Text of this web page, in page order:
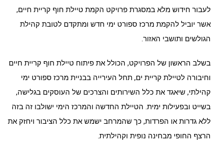
לעבור חידוש מלא במסגרת פרויקט הקמת טיילת חוף קריית חיים,
אשר יוביל להקמת מרכז ספורט ימי חדש ומתקדם לטובת קהילת
הגולשים ותושבי האזור.
בשלב הראשון של הפרויקט, הכולל את פיתוח טיילת חוף קריית חיים
וחיבורה לטיילת קריית ים, תחל העירייה בבניית מרכז ספורט ימי
קהילתי, שיאגד את כלל השירותים והצרכים של העוסקים בגלישה,
בשייט ובפעילות ימית. הטיילת החדשה והמרכז הימי ישולבו זה בזה
ללא גדרות או הפרדות, כך שהמרחב ישמש את כלל הציבור ויחזק את
הרצף החופי מבחינה נופית וקהילתית.